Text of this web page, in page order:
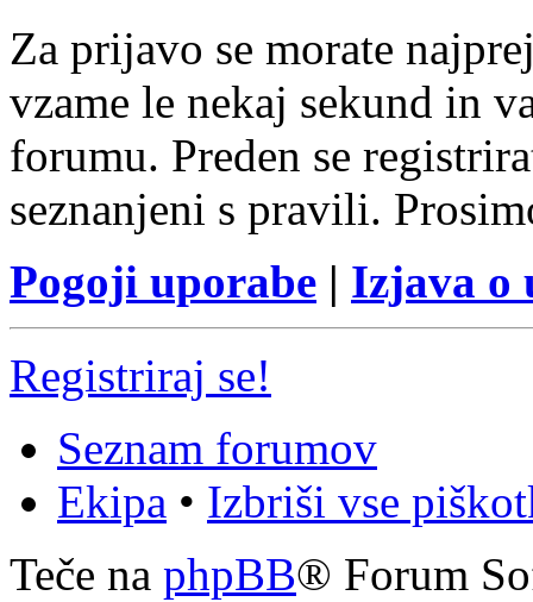
Za prijavo se morate
vzame le nekaj sekund in
forumu. Preden se
seznanjeni s pravili.
Pogoji uporabe | Izjava o
Registriraj se!
Seznam forumov
Ekipa • Izbriši vse
Teče na phpBB® Forum